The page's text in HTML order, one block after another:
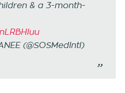
& a 3-month-
(@SOSMedIntl)